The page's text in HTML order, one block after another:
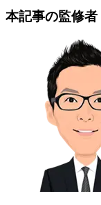
本記事の監修者